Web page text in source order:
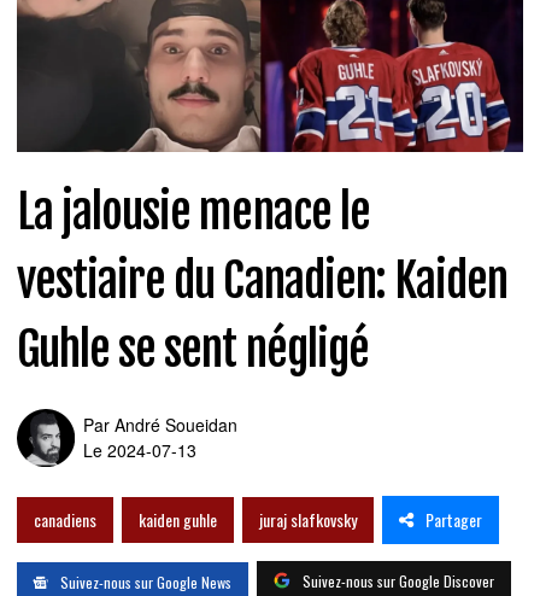
La jalousie menace le
vestiaire du Canadien: Kaiden
Guhle se sent négligé
Par André Soueidan
Le 2024-07-13
canadiens kaiden guhle juraj slafkovsky Partager
Suivez-nous sur Google News Suivez-nous sur Google Discover